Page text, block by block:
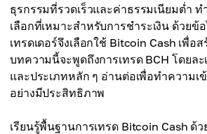
ธุรกรรมที่รวดเร็วและค่าธรรมเนียมต่ำ ท
เลือกที่เหมาะสำหรับการชำระเงิน ด้วยข้
เทรดเดอร์จึงเลือกใช้ Bitcoin Cash เพื่อ
บทความนี้จะพูดถึงการเทรด BCH โดยล
และประเภทหลัก ๆ อ่านต่อเพื่อทำความเ
อย่างมีประสิทธิภาพ
เรียนรู้พื้นฐานการเทรด Bitcoin Cash ด้